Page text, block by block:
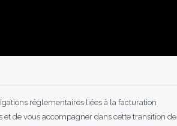
réglementaires liées à la facturation
de vous accompagner dans cette transition de